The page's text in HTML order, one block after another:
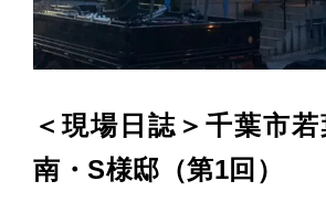
＜現場日誌＞千葉市
南・S様邸（第1回）